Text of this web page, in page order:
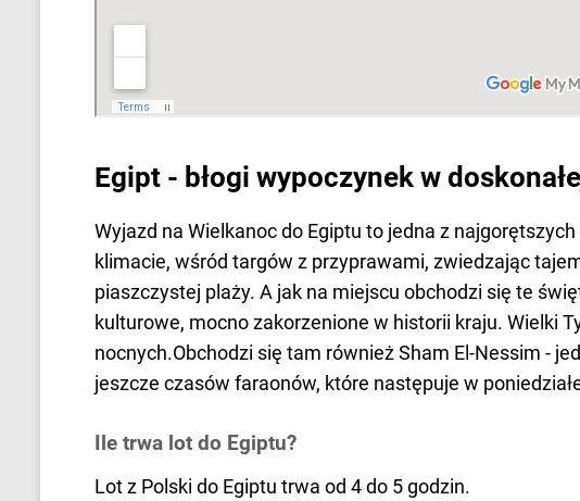
Egipt - błogi wypoczynek w
Wyjazd na Wielkanoc do Egiptu to jedna z
klimacie, wśród targów z przyprawami, zwiedzając
piaszczystej plaży. A jak na miejscu obchodzi się te
kulturowe, mocno zakorzenione w historii kraju. Wielki
nocnych.Obchodzi się tam również Sham El-Nessim -
jeszcze czasów faraonów, które następuje w
Ile trwa lot do Egiptu?
Lot z Polski do Egiptu trwa od 4 do 5 godzin.